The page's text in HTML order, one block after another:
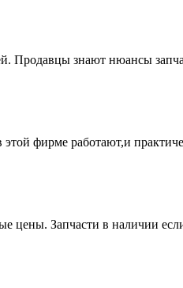
Продавцы знают нюансы
фирме работают,и
цены. Запчасти в наличии